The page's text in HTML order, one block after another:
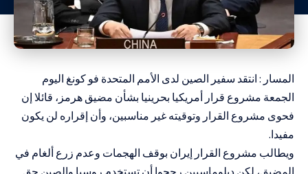
المسار : انتقد سفير الصين لدى الأمم المتحدة فو كونغ اليوم
الجمعة مشروع قرار أمريكيا بحرينيا بشأن مضيق هرمز، قائلا إن
فحوى مشروع القرار وتوقيته ‌غير مناسبين، وأن إقراره لن يكون
مفيدا.
ويطالب مشروع القرار إيران بوقف الهجمات وعدم زرع ألغام في
المضيق، لكن دبلوماسيين رجحوا أن تستخدم روسيا والصين حق